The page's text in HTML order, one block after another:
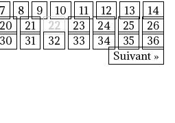
7 8 9 10 11 12 13
14
20 21 22 23 24 25
26
30 31 32 33 34 35
36
Suivant »